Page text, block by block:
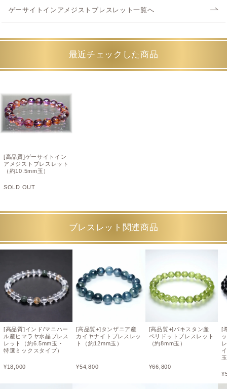
ゲーサイトインアメジストブレスレット一覧へ
最近チェックした商品
[高品質]ゲーサイトイン
アメジストブレスレット
（約10.5mm玉）
SOLD OUT
ブレスレット関連商品
[高品質]インド/マニハー
ル産ヒマラヤ水晶ブレス
レット（約6.5mm玉・
特選ミックスタイプ）
¥18,000
[高品質+]タンザニア産
カイヤナイトブレスレッ
ト（約12mm玉）
¥54,800
[高品質+]パキスタン産
ペリドットブレスレット
（約8mm玉）
¥66,800
[
¥